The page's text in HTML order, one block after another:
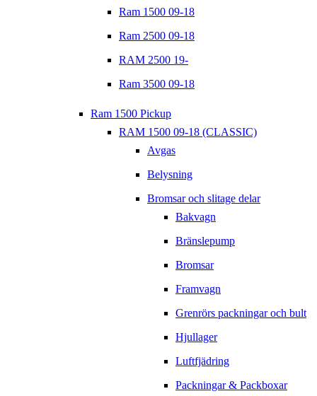
Ram 1500 09-18
Ram 2500 09-18
RAM 2500 19-
Ram 3500 09-18
Ram 1500 Pickup
RAM 1500 09-18 (CLASSIC)
Avgas
Belysning
Bromsar och slitage delar
Bakvagn
Bränslepump
Bromsar
Framvagn
Grenrörs packningar och bult
Hjullager
Luftfjädring
Packningar & Packboxar